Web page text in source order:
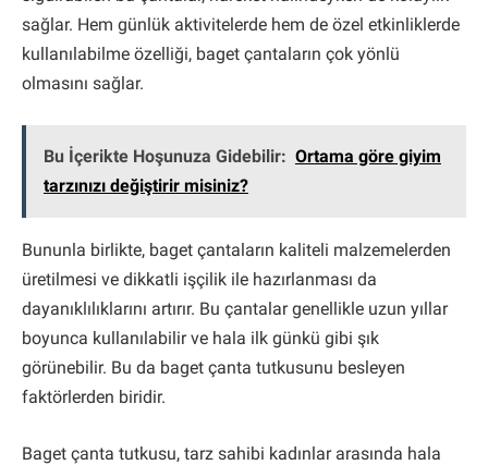
sağlar. Hem günlük aktivitelerde hem de özel etkinliklerde
kullanılabilme özelliği, baget çantaların çok yönlü
olmasını sağlar.
Bu İçerikte Hoşunuza Gidebilir: Ortama göre giyim
tarzınızı değiştirir misiniz?
Bununla birlikte, baget çantaların kaliteli malzemelerden
üretilmesi ve dikkatli işçilik ile hazırlanması da
dayanıklılıklarını artırır. Bu çantalar genellikle uzun yıllar
boyunca kullanılabilir ve hala ilk günkü gibi şık
görünebilir. Bu da baget çanta tutkusunu besleyen
faktörlerden biridir.
Baget çanta tutkusu, tarz sahibi kadınlar arasında hala